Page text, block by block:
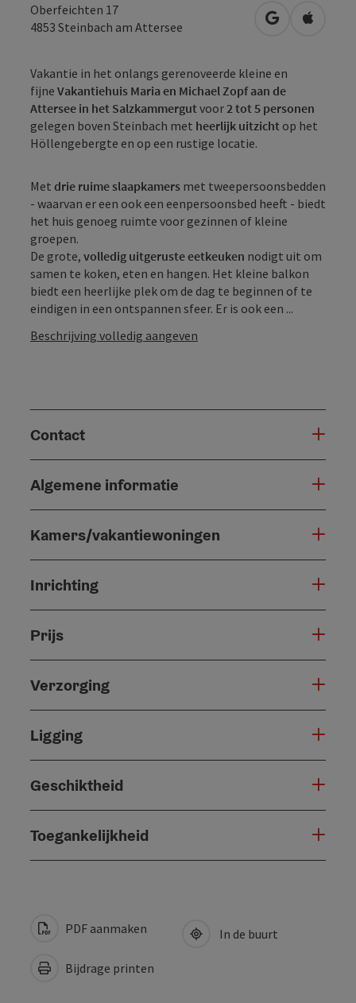
Oberfeichten 17
4853 Steinbach am Attersee Openen in
Vakantie in het onlangs gerenoveerde kleine en
fijne Vakantiehuis Maria en Michael Zopf aan de
Attersee in het Salzkammergutvoor 2 tot 5 personen
gelegen boven Steinbach met heerlijk uitzicht op het
Höllengebergte en op een rustige locatie.
Met drie ruime slaapkamers met tweepersoonsbedden
- waarvan er een ook een eenpersoonsbed heeft - biedt
het huis genoeg ruimte voor gezinnen of kleine
groepen.
De grote, volledig uitgeruste eetkeuken nodigt uit om
samen te koken, eten en hangen. Het kleine balkon
biedt een heerlijke plek om de dag te beginnen of te
eindigen in een ontspannen sfeer. Er is ook een ...
Beschrijving volledig aangeven
Contact
Algemene informatie
Kamers/vakantiewoningen
Inrichting
Prijs
Verzorging
Ligging
Geschiktheid
Toegankelijkheid
PDF aanmaken
Bijdrage printen
In de buurt